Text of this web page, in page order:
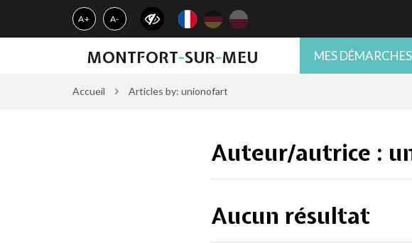
Gestion des traceurs
A+ A-
MONTFORT-SUR-MEU MES DÉMARCHES
Accueil Articles by: unionofart
Auteur/autrice :
Aucun résultat